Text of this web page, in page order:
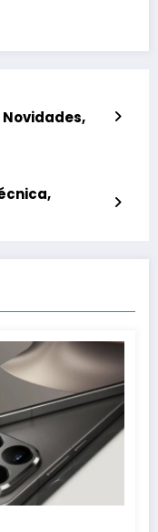
Novidades,